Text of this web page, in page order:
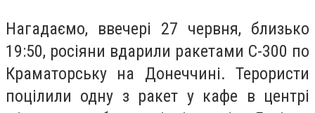
Нагадаємо, ввечері 27 червня, близько
19:50, росіяни вдарили ракетами С-300 по
Краматорську на Донеччині. Терористи
поцілили одну з ракет у кафе в центрі